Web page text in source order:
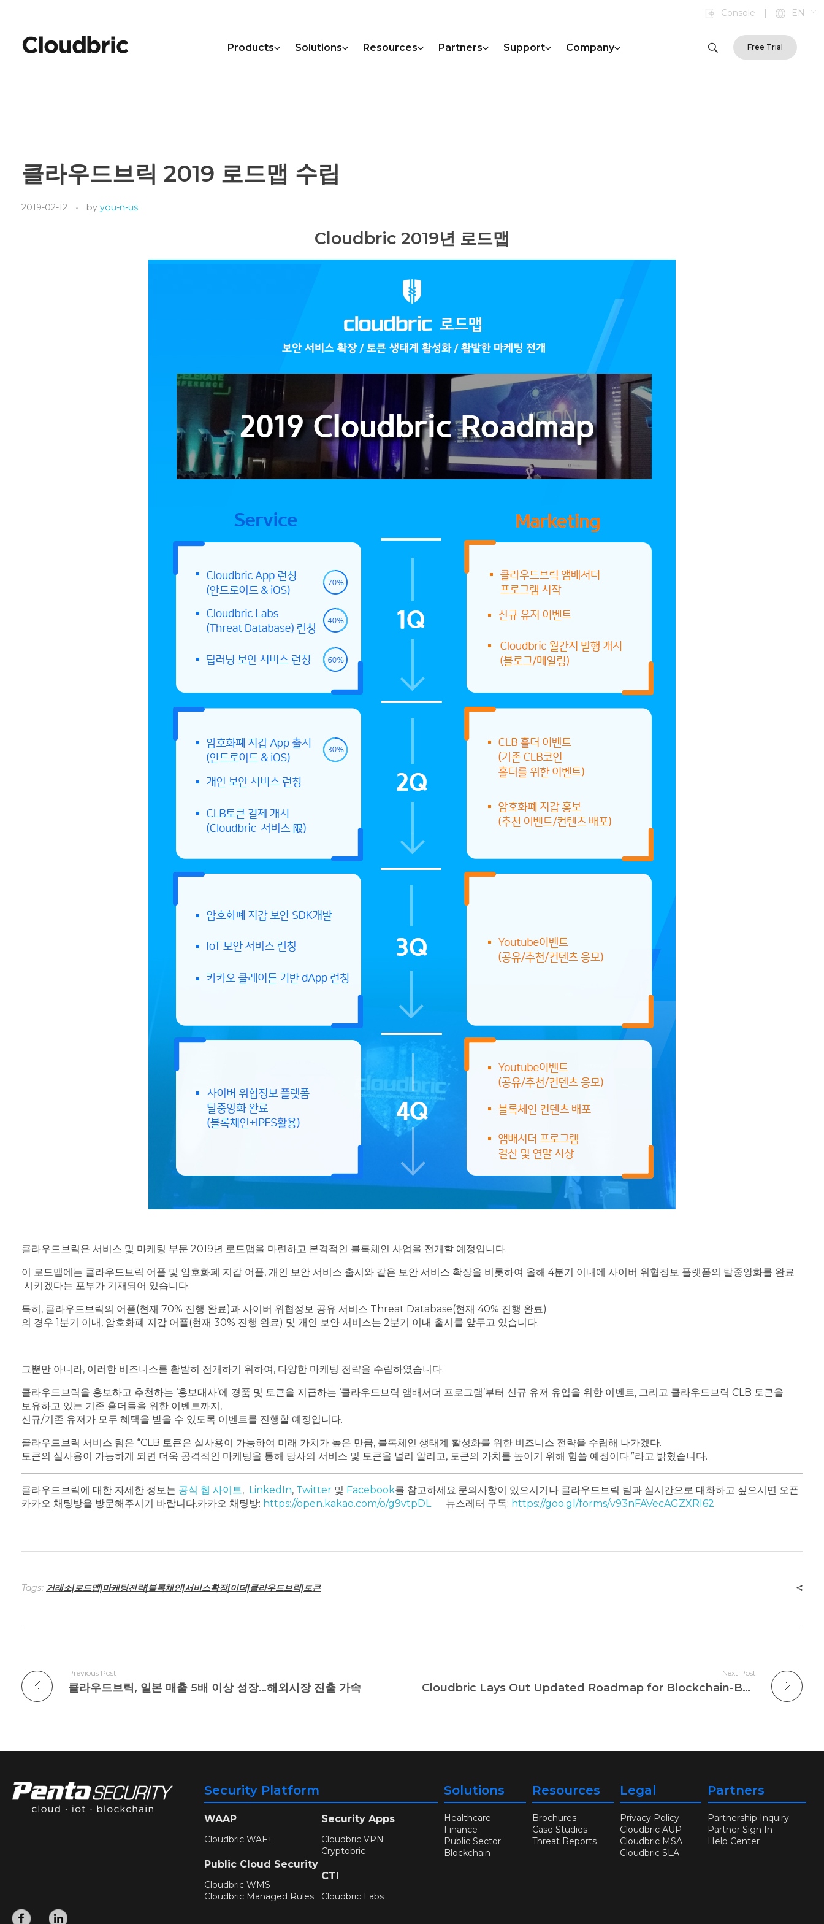
Console | EN
Products Solutions Resources Partners Support Company Free Trial
클라우드브릭 2019 로드맵 수립
2019-02-12 by you-n-us
Cloudbric 2019년 로드맵
클라우드브릭은 서비스 및 마케팅 부문 2019년 로드맵을 마련하고 본격적인 블록체인 사업을 전개할 예정입니다.
이 로드맵에는 클라우드브릭 어플 및 암호화폐 지갑 어플, 개인 보안 서비스 출시와 같은 보안 서비스 확장을 비롯하여 올해 4분기 이내에 사이버 위협정보 플랫폼의 탈중앙화를 완료
시키겠다는 포부가 기재되어 있습니다.
특히, 클라우드브릭의 어플(현재 70% 진행 완료)과 사이버 위협정보 공유 서비스 Threat Database(현재 40% 진행 완료)
의 경우 1분기 이내, 암호화폐 지갑 어플(현재 30% 진행 완료) 및 개인 보안 서비스는 2분기 이내 출시를 앞두고 있습니다.
그뿐만 아니라, 이러한 비즈니스를 활발히 전개하기 위하여, 다양한 마케팅 전략을 수립하였습니다.
클라우드브릭을 홍보하고 추천하는 ‘홍보대사’에 경품 및 토큰을 지급하는 ‘클라우드브릭 앰배서더 프로그램’부터 신규 유저 유입을 위한 이벤트, 그리고 클라우드브릭 CLB 토큰을
보유하고 있는 기존 홀더들을 위한 이벤트까지,
신규/기존 유저가 모두 혜택을 받을 수 있도록 이벤트를 진행할 예정입니다.
클라우드브릭 서비스 팀은 “CLB 토큰은 실사용이 가능하여 미래 가치가 높은 만큼, 블록체인 생태계 활성화를 위한 비즈니스 전략을 수립해 나가겠다.
토큰의 실사용이 가능하게 되면 더욱 공격적인 마케팅을 통해 당사의 서비스 및 토큰을 널리 알리고, 토큰의 가치를 높이기 위해 힘쓸 예정이다.”라고 밝혔습니다.
클라우드브릭에 대한 자세한 정보는 공식 웹 사이트, LinkedIn, Twitter 및 Facebook를 참고하세요.문의사항이 있으시거나 클라우드브릭 팀과 실시간으로 대화하고 싶으시면 오픈
카카오 채팅방을 방문해주시기 바랍니다.카카오 채팅방: https://open.kakao.com/o/g9vtpDL 뉴스레터 구독: https://goo.gl/forms/v93nFAVecAGZXRl62
Tags: 거래소|로드맵|마케팅전략|블록체인|서비스확장|이더|클라우드브릭|토큰
Previous Post
클라우드브릭, 일본 매출 5배 이상 성장…해외시장 진출 가속
Next Post
Cloudbric Lays Out Updated Roadmap for Blockchain-Based Cybersecurity Project
Security Platform
WAAP
Cloudbric WAF+
Public Cloud Security
Cloudbric WMS
Cloudbric Managed Rules
Security Apps
Cloudbric VPN
Cryptobric
CTI
Cloudbric Labs
Solutions
Healthcare
Finance
Public Sector
Blockchain
Resources
Brochures
Case Studies
Threat Reports
Legal
Privacy Policy
Cloudbric AUP
Cloudbric MSA
Cloudbric SLA
Partners
Partnership Inquiry
Partner Sign In
Help Center